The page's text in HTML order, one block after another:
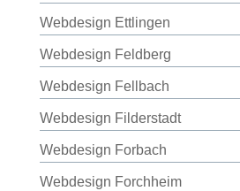
Webdesign Ettlingen
Webdesign Feldberg
Webdesign Fellbach
Webdesign Filderstadt
Webdesign Forbach
Webdesign Forchheim